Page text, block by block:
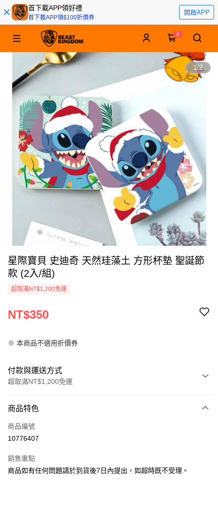
首下載APP領好禮
首下載APP領$100折價券
開啟APP
0
1/2
星際寶貝 史迪奇 天然珪藻土 方形杯墊 聖誕節
款 (2入/組)
超取滿NT$1,200免運
NT$350
※ 本商品不適用折價券
付款與運送方式
超取滿NT$1,200免運
信用卡一次付款
LINE Pay
悠遊付
商品特色
商品編號
10776407
銷售重點
商品如有任何問題請於到貨後7日內提出，如超時既不受理。